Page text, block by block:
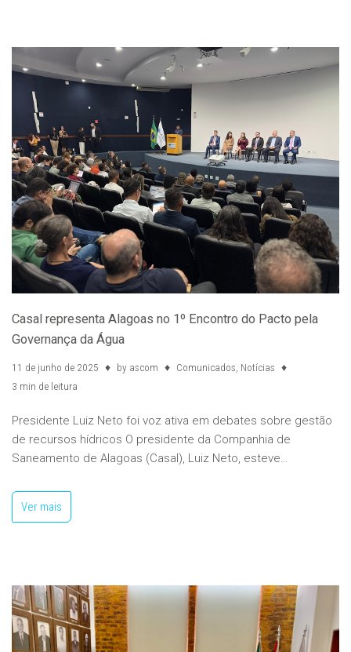
Casal representa Alagoas no 1º Encontro do Pacto pela
Governança da Água
11 de junho de 2025 by ascom Comunicados Notícias
3 min de leitura
Presidente Luiz Neto foi voz ativa em debates sobre gestão
de recursos hídricos O presidente da Companhia de
Saneamento de Alagoas (Casal), Luiz Neto, esteve…
Ver mais